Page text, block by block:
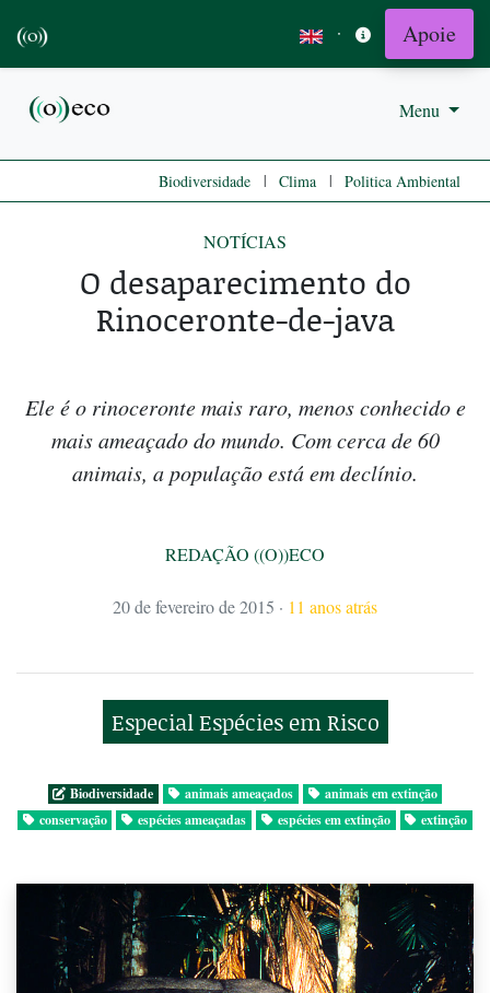
· Apoie
Menu
Biodiversidade | Clima | Politica Ambiental
NOTÍCIAS
O desaparecimento do
Rinoceronte-de-java
Ele é o rinoceronte mais raro, menos conhecido e
mais ameaçado do mundo. Com cerca de 60
animais, a população está em declínio.
REDAÇÃO ((O))ECO
20 de fevereiro de 2015 · 11 anos atrás
Especial Espécies em Risco
Biodiversidade animais ameaçados
animais em extinção
conservação
espécies ameaçadas espécies em extinção extinção